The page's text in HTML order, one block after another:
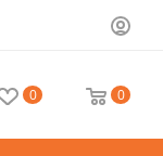
0 0